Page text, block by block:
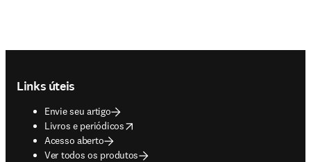
Links úteis
Envie seu artigo
Livros e periódicos
opens in new tab/window
Acesso aberto
Ver todos os produtos